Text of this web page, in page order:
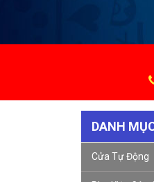
DANH
Cửa Tự Động